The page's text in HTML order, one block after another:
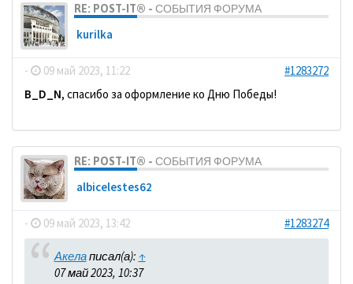
RE: POST-IT® - СОБЫТИЯ ФОРУМА
kurilka
- 09 май 2023, 11:22
#1283272
B_D_N, спасибо за оформление ко Дню Победы!
RE: POST-IT® - СОБЫТИЯ ФОРУМА
albicelestes62
- 09 май 2023, 13:42 #1283274
Акелаписал(а): ↑
07 май 2023, 10:37